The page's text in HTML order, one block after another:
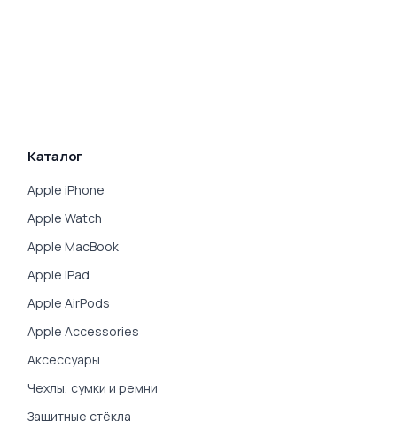
Каталог
Apple iPhone
Apple Watch
Apple MacBook
Apple iPad
Apple AirPods
Apple Accessories
Аксессуары
Чехлы, сумки и ремни
Защитные стёкла